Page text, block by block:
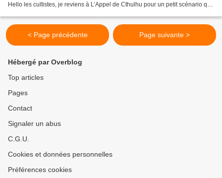
Hello les cultistes, je reviens à L’Appel de Cthulhu pour un petit scénario que
< Page précédente Page suivante >
Hébergé par Overblog
Top articles
Pages
Contact
Signaler un abus
C.G.U.
Cookies et données personnelles
Préférences cookies